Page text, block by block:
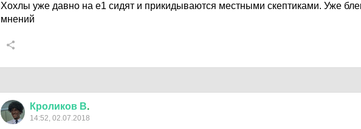
Хохлы уже давно на е1 сидят и прикидываются местными скептиками. Уже
мнений
Кроликов В.
14:52, 02.07.2018